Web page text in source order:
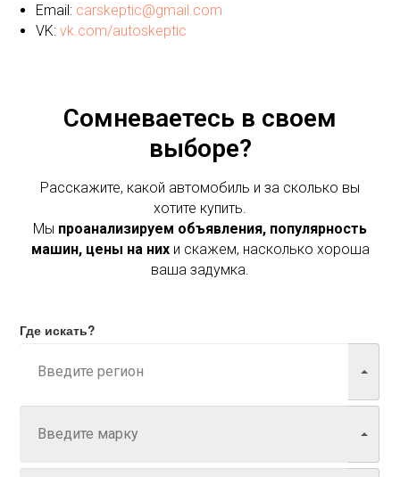
Email: carskeptic@gmail.com
VK: vk.com/autoskeptic
Сомневаетесь в своем
выборе?
Расскажите, какой автомобиль и за сколько вы
хотите купить.
Мы проанализируем объявления, популярность
машин, цены на нихи скажем, насколько хороша
ваша задумка.
Где искать?